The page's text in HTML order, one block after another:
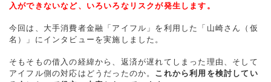
だからこそ最適な意思決定を支援したいという理念のもと
入ができないなど、いろいろなリスクが発生します。
今回は、大手消費者金融「アイフル」を利用した「山崎さん（仮
名）」にインタビューを実施しました。
そもそもの借入の経緯から、返済が遅れてしまった理由、そして
アイフル側の対応はどうだったのか。 これから利用を検討してい